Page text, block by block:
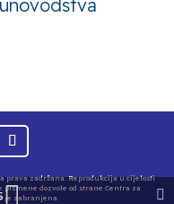
prava zadržana. Reprodukcija u cijelosti
dozvole od strane Centra za
je zabranjena.